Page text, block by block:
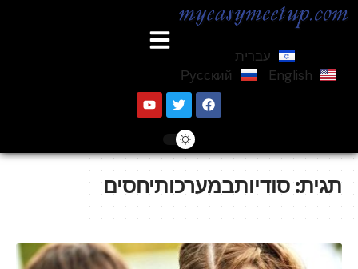
עברית
English
Русский
תגית:סודיותבמערכותיחסים